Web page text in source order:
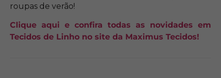
roupas de verão!
Clique aqui e confira todas as novidades em
Tecidos de Linho no site da Maximus Tecidos!